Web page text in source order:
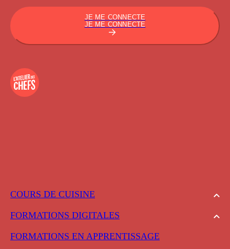
COURS DE CUISINE
FORMATIONS DIGITALES
FORMATIONS EN APPRENTISSAGE
JE ME CONNECTE
JE ME CONNECTE